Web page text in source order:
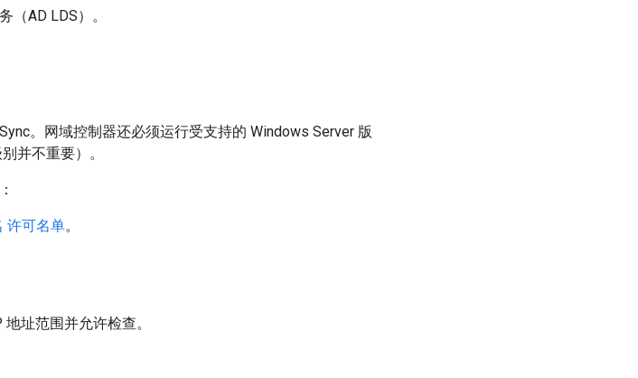
（AD LDS）。
。网域控制器还必须运行受支持的 Windows Server 版
并不重要）。
许可名单。
址范围并允许检查。